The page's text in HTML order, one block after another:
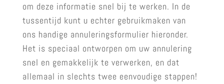
om deze informatie snel bij te werken. In de
tussentijd kunt u echter gebruikmaken van
ons handige annuleringsformulier hieronder.
Het is speciaal ontworpen om uw annulering
snel en gemakkelijk te verwerken, en dat
allemaal in slechts twee eenvoudige stappen!